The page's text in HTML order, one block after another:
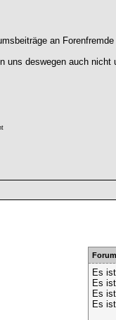
an
uns deswegen auch nicht
Es
Es
Es
Es